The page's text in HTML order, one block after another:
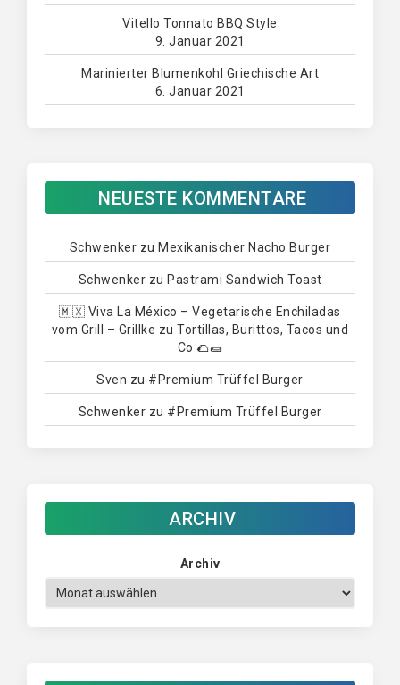
Vitello Tonnato BBQ Style
9. Januar 2021
Marinierter Blumenkohl Griechische Art
6. Januar 2021
NEUESTE KOMMENTARE
Schwenker zu Mexikanischer Nacho Burger
Schwenker zu Pastrami Sandwich Toast
🇲🇽 Viva La México – Vegetarische Enchiladas
vom Grill – Grillke zuTortillas, Burittos, Tacos und
Co 🌮🌯
Sven zu #Premium Trüffel Burger
Schwenker zu #Premium Trüffel Burger
ARCHIV
Archiv